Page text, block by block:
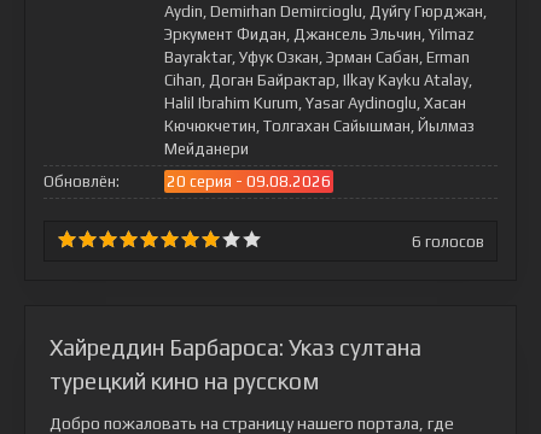
Aydin, Demirhan Demircioglu, Дуйгу Гюрджан,
Эркумент Фидан, Джансель Эльчин, Yilmaz
Bayraktar, Уфук Озкан, Эрман Сабан, Erman
Cihan, Доган Байрактар, Ilkay Kayku Atalay,
Halil Ibrahim Kurum, Yasar Aydinoglu, Хасан
Кючюкчетин, Толгахан Сайышман, Йылмаз
Мейданери
Обновлён:
20 серия - 09.08.2026
6 голосов
Хайреддин Барбароса: Указ султана
турецкий кино на русском
Добро пожаловать на страницу нашего портала, где